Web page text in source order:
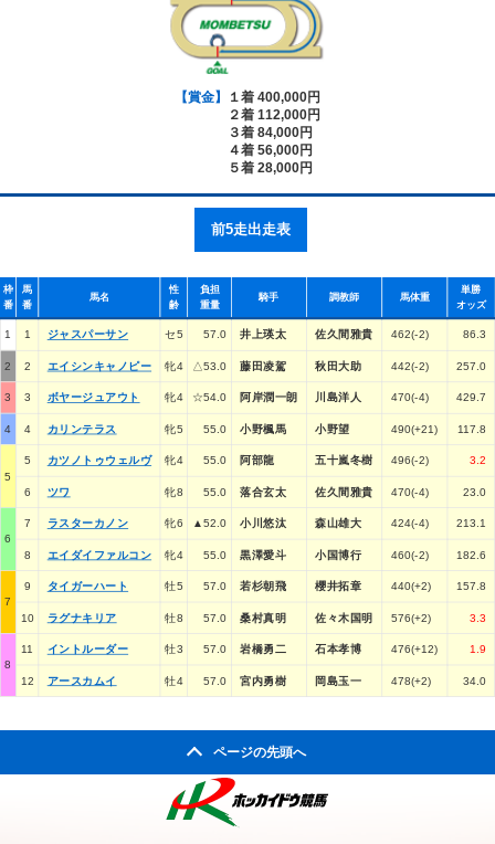
【賞金】
１着 400,000円
２着 112,000円
３着 84,000円
４着 56,000円
５着 28,000円
前5走出走表
枠
番
馬
番
馬名
性
齢
負担
重量
騎手 調教師 馬体重
単勝
オッズ
1 1 ジャスパーサン セ5 57.0 井上瑛太 佐久間雅貴 462(-2) 86.3
2 2 エイシンキャノピー 牝4 △53.0 藤田凌駕 秋田大助 442(-2) 257.0
3 3 ボヤージュアウト 牝4 ☆54.0 阿岸潤一朗 川島洋人 470(-4) 429.7
4 4 カリンテラス 牝5 55.0 小野楓馬 小野望 490(+21) 117.8
5
5 カツノトゥウェルヴ 牝4 55.0 阿部龍 五十嵐冬樹 496(-2) 3.2
6 ツワ 牝8 55.0 落合玄太 佐久間雅貴 470(-4) 23.0
6
7 ラスターカノン 牝6 ▲52.0 小川悠汰 森山雄大 424(-4) 213.1
8 エイダイファルコン 牝4 55.0 黒澤愛斗 小国博行 460(-2) 182.6
7
9 タイガーハート 牡5 57.0 若杉朝飛 櫻井拓章 440(+2) 157.8
10 ラグナキリア 牡8 57.0 桑村真明 佐々木国明 576(+2) 3.3
8
11 イントルーダー 牡3 57.0 岩橋勇二 石本孝博 476(+12) 1.9
12 アースカムイ 牡4 57.0 宮内勇樹 岡島玉一 478(+2) 34.0
ページの先頭へ